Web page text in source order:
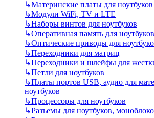
↳Материнские платы для ноутбуков
↳Модули WiFi, TV и LTE
↳Наборы винтов для ноутбуков
↳Оперативная память для ноутбуков
↳Оптические приводы для
↳Переходники для матриц
↳Переходники и шлейфы для
↳Петли для ноутбуков
↳Платы портов USB, аудио для
ноутбуков
↳Процессоры для ноутбуков
↳Разъемы для ноутбуков,